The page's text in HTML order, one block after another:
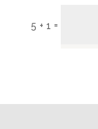
5 + 1 =